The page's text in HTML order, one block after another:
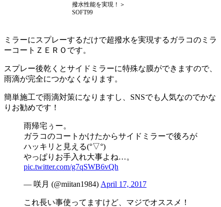
撥水性能を実現！＞
SOFT99
ミラーにスプレーするだけで超撥水を実現するガラコのミラ
ーコートＺＥＲＯです。
スプレー後乾くとサイドミラーに特殊な膜ができますので、
雨滴が完全につかなくなります。
簡単施工で雨滴対策になりますし、SNSでも人気なのでかな
りお勧めです！
雨帰宅ぅー。
ガラコのコートかけたからサイドミラーで後ろが
ハッキリと見える(°▽°)
やっぱりお手入れ大事よね…。
pic.twitter.com/g7qSWB6vQh
— 咲月 (@miitan1984) April 17, 2017
これ長い事使ってますけど、マジでオススメ！